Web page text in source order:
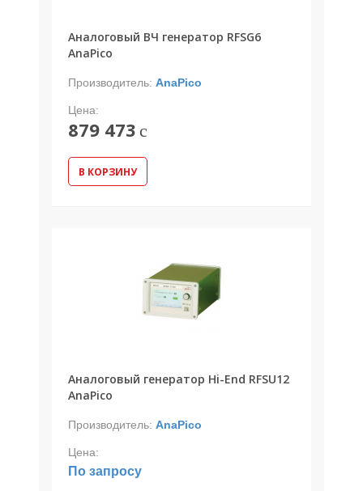
Аналоговый ВЧ генератор RFSG6
AnaPico
Производитель: AnaPico
Цена:
879 473 c
В КОРЗИНУ
Аналоговый генератор Hi-End RFSU12
AnaPico
Производитель: AnaPico
Цена:
По запросу